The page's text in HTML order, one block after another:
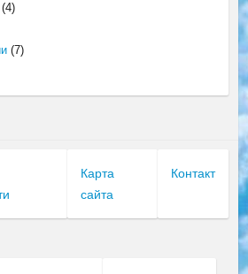
(7)
Карта
сайта
Контакт